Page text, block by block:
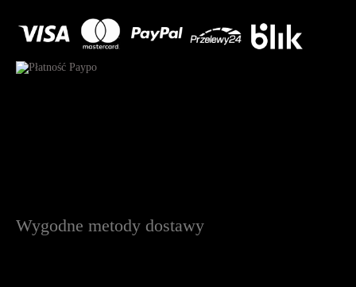
Wygodne metody dostawy